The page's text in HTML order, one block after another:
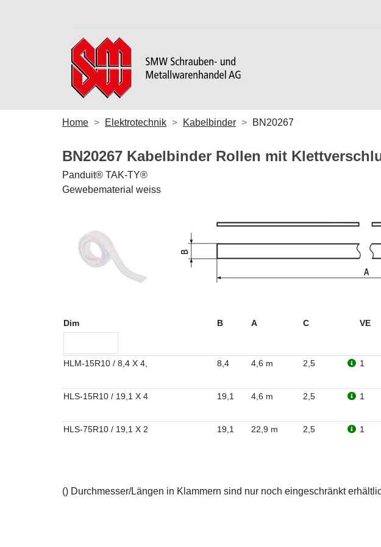
Home Elektrotechnik Kabelbinder BN20267
BN20267 Kabelbinder Rollen mit
Panduit® TAK-TY®
Gewebematerial weiss
Dim B A C VE
HLM-15R10 / 8,4 X 4, 8,4 4,6 m 2,5 1
HLS-15R10 / 19,1 X 4 19,1 4,6 m 2,5 1
HLS-75R10 / 19,1 X 2 19,1 22,9 m 2,5 1
() Durchmesser/Längen in Klammern sind nur noch eingeschränkt